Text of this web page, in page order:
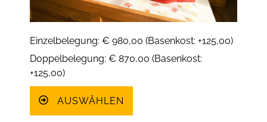
Einzelbelegung: € 980,00 (Basenkost: +125,00)
Doppelbelegung: € 870,00 (Basenkost:
+125,00)
AUSWÄHLEN